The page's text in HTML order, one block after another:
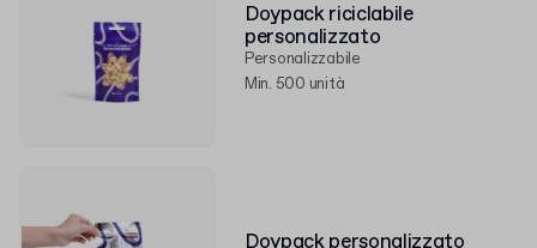
Doypack riciclabile
personalizzato
Personalizzabile
Min. 500 unità
Doypack personalizzato